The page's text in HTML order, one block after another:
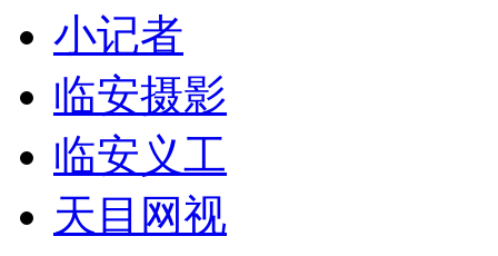
小记者
临安摄影
临安义工
天目网视